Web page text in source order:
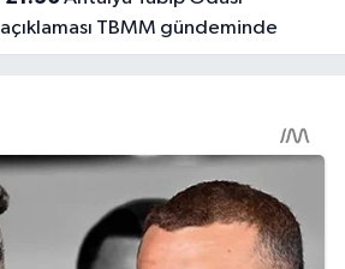
açıklaması TBMM gündeminde